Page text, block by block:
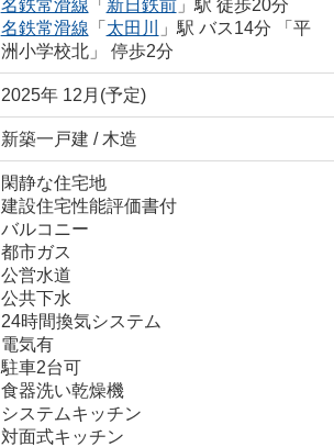
名鉄常滑線 「 新日鉄前」駅 徒歩20分
名鉄常滑線 「 太田川
」駅 バス14分 「平
洲小学校北」 停歩2分
2025年 12月(予定)
新築一戸建 / 木造
閑静な住宅地
建設住宅性能評価書付
バルコニー
都市ガス
公営水道
公共下水
24時間換気システム
電気有
駐車2台可
食器洗い乾燥機
システムキッチン
対面式キッチン